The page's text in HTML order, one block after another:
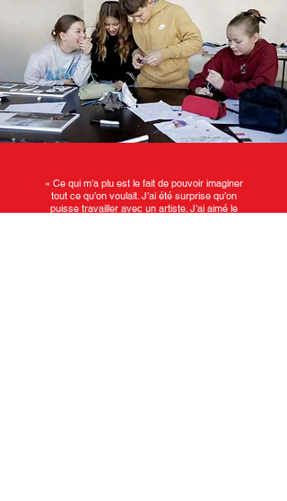
« Ce qui m’a plu est le fait de pouvoir imaginer
tout ce qu’on voulait. J’ai été surprise qu’on
puisse travailler avec un artiste. J’ai aimé le